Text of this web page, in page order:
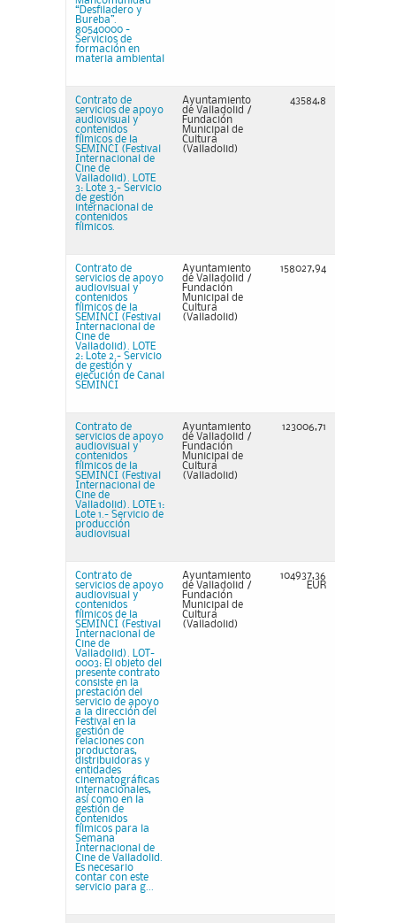
“Desfiladero y
Bureba”.
80540000 -
Servicios de
formación en
materia ambiental
Contrato de
servicios de apoyo
audiovisual y
contenidos
fílmicos de la
SEMINCI (Festival
Internacional de
Cine de
Valladolid). LOTE
3: Lote 3.- Servicio
de gestión
internacional de
contenidos
fílmicos.
Ayuntamiento
de Valladolid /
Fundación
Municipal de
Cultura
(Valladolid)
43584,8
Contrato de
servicios de apoyo
audiovisual y
contenidos
fílmicos de la
SEMINCI (Festival
Internacional de
Cine de
Valladolid). LOTE
2: Lote 2.- Servicio
de gestión y
ejecución de Canal
SEMINCI
Ayuntamiento
de Valladolid /
Fundación
Municipal de
Cultura
(Valladolid)
158027,94
Contrato de
servicios de apoyo
audiovisual y
contenidos
fílmicos de la
SEMINCI (Festival
Internacional de
Cine de
Valladolid). LOTE 1:
Lote 1.- Servicio de
producción
audiovisual
Ayuntamiento
de Valladolid /
Fundación
Municipal de
Cultura
(Valladolid)
123006,71
Contrato de
servicios de apoyo
audiovisual y
contenidos
fílmicos de la
SEMINCI (Festival
Internacional de
Cine de
Valladolid). LOT-
0003: El objeto del
presente contrato
consiste en la
prestación del
servicio de apoyo
a la dirección del
Festival en la
gestión de
relaciones con
productoras,
distribuidoras y
entidades
cinematográficas
internacionales,
así como en la
gestión de
contenidos
fílmicos para la
Semana
Internacional de
Cine de Valladolid.
Es necesario
contar con este
servicio para g...
Ayuntamiento
de Valladolid /
Fundación
Municipal de
Cultura
(Valladolid)
104937,36
EUR